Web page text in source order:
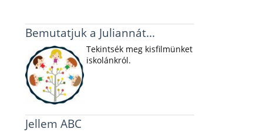
Bemutatjuk a Juliannát...
Tekintsék meg kisfilmünket
iskolánkról.
Jellem ABC